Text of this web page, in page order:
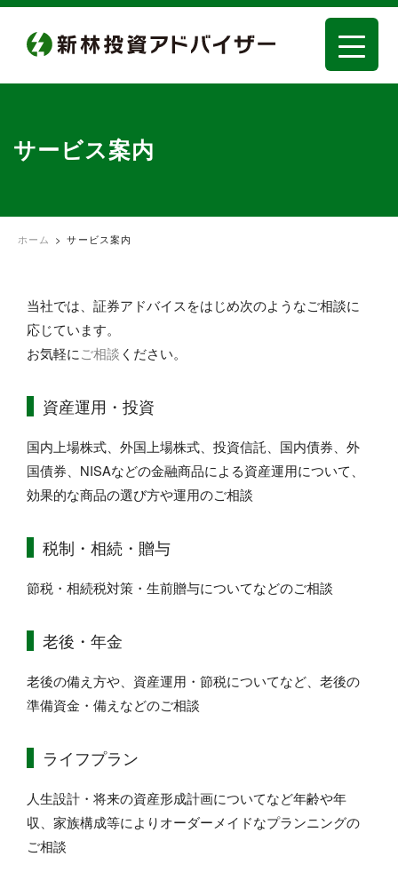
サービス案内
ホーム >サービス案内
当社では、証券アドバイスをはじめ次のようなご相談に
応じています。
お気軽にご相談 ください。
資産運用・投資
国内上場株式、外国上場株式、投資信託、国内債券、外
国債券、NISAなどの金融商品による資産運用について、
効果的な商品の選び方や運用のご相談
税制・相続・贈与
節税・相続税対策・生前贈与についてなどのご相談
老後・年金
老後の備え方や、資産運用・節税についてなど、老後の
準備資金・備えなどのご相談
ライフプラン
人生設計・将来の資産形成計画についてなど年齢や年
収、家族構成等によりオーダーメイドなプランニングの
ご相談